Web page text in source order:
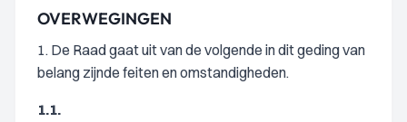
OVERWEGINGEN
1. De Raad gaat uit van de volgende in dit geding van
belang zijnde feiten en omstandigheden.
1.1.